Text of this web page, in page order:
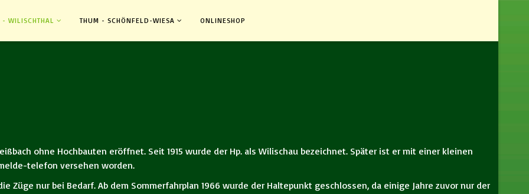
- WILISCHTHAL THUM - SCHÖNFELD-WIESA ONLINESHOP
ohne Hochbauten eröffnet. Seit 1915 wurde der Hp. als Wilischau bezeichnet. Später ist er mit einer kleinen
telefon versehen worden.
Züge nur bei Bedarf. Ab dem Sommerfahrplan 1966 wurde der Haltepunkt geschlossen, da einige Jahre zuvor nur der